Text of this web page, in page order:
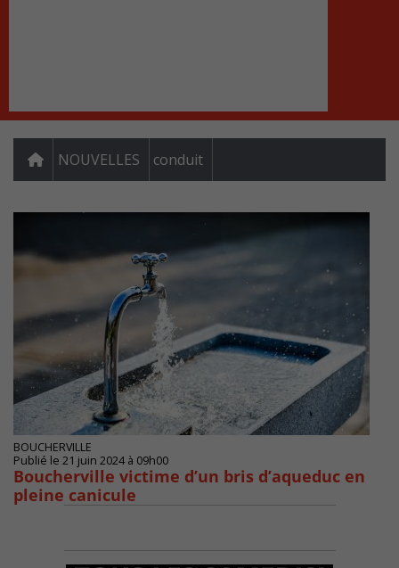
NOUVELLES conduit
BOUCHERVILLE
Publié le 21 juin 2024 à 09h00
Boucherville victime d’un bris d’aqueduc en
pleine canicule